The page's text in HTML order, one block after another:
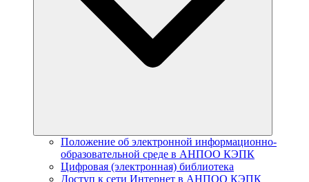
Положение об электронной информационно-
образовательной среде в АНПОО КЭПК
Цифровая (электронная) библиотека
Доступ к сети Интернет в АНПОО КЭПК